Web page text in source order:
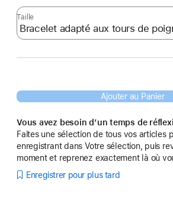
Taille
Ajouter au Panier
Vous avez besoin d’un temps de
Faites une sélection de tous vos articles
enregistrant dans Votre sélection, puis
moment et reprenez exactement là où
Enregistrer pour plus tard